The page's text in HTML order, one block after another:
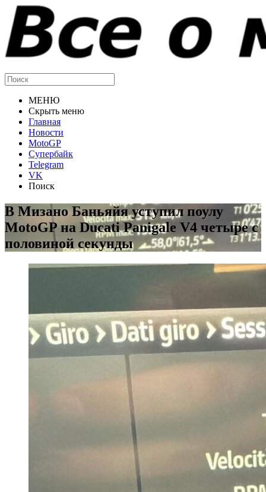
МЕНЮ
Скрыть меню
Главная
Новости
MotoGP
Супербайк
Telegram
VK
Поиск
В Мизано Баньяйя уступил поулу
MotoGP на Ducati Panigale V4 четыре с
половиной секунды